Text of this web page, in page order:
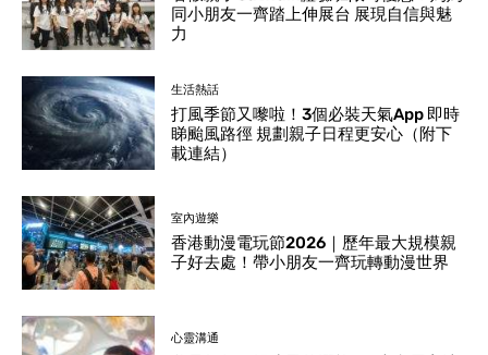
同小朋友一齊踏上伸展台 展現自信與魅
力
生活熱話
打風季節又嚟啦！3個必裝天氣App 即時
睇颱風路徑 規劃親子日程更安心（附下
載連結）
室內遊樂
香港動漫電玩節2026｜歷年最大規模親
子好去處！帶小朋友一齊玩轉動漫世界
心靈溝通